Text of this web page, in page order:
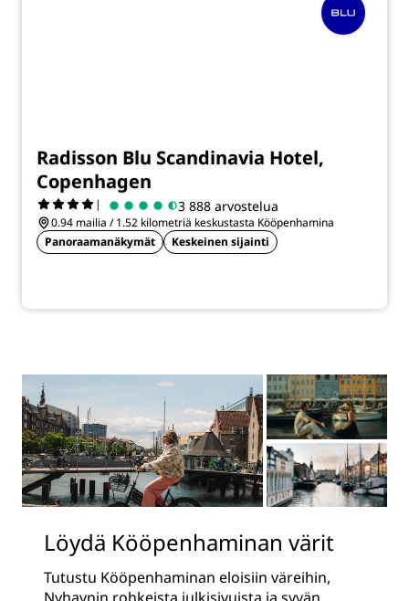
Radisson Blu Scandinavia Hotel,
Copenhagen
| 3 888 arvostelua
0.94 mailia / 1.52 kilometriä keskustasta Kööpenhamina
Panoraamanäkymät
Keskeinen sijainti
Löydä Kööpenhaminan värit
Tutustu Kööpenhaminan eloisiin väreihin,